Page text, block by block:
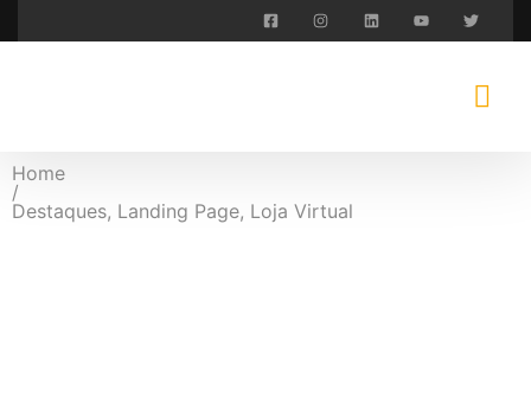
Home
/
Destaques, Landing Page, Loja Virtual